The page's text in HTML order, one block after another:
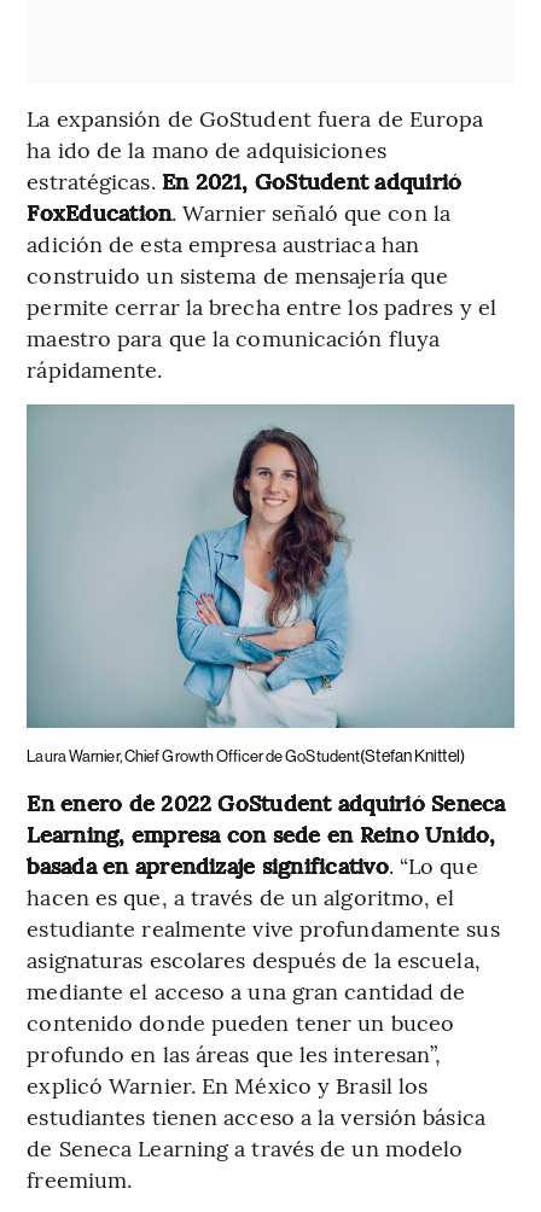
La expansión de GoStudent fuera de Europa
ha ido de la mano de adquisiciones
estratégicas. En 2021, GoStudent adquirió
FoxEducation. Warnier señaló que con la
adición de esta empresa austriaca han
construido un sistema de mensajería que
permite cerrar la brecha entre los padres y el
maestro para que la comunicación fluya
rápidamente.
Laura Warnier, Chief Growth Officer de GoStudent(Stefan Knittel)
En enero de 2022 GoStudent adquirió Seneca
Learning, empresa con sede en Reino Unido,
basada en aprendizaje significativo. “Lo que
hacen es que, a través de un algoritmo, el
estudiante realmente vive profundamente sus
asignaturas escolares después de la escuela,
mediante el acceso a una gran cantidad de
contenido donde pueden tener un buceo
profundo en las áreas que les interesan”,
explicó Warnier. En México y Brasil los
estudiantes tienen acceso a la versión básica
de Seneca Learning a través de un modelo
freemium.